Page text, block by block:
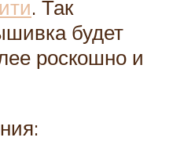
. Так
будет
роскошно и